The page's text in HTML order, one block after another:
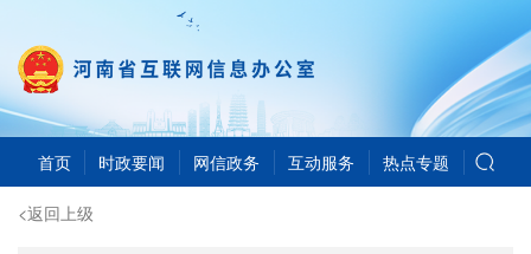
首页 时政要闻 网信政务 互动服务 热点专题
<返回上级